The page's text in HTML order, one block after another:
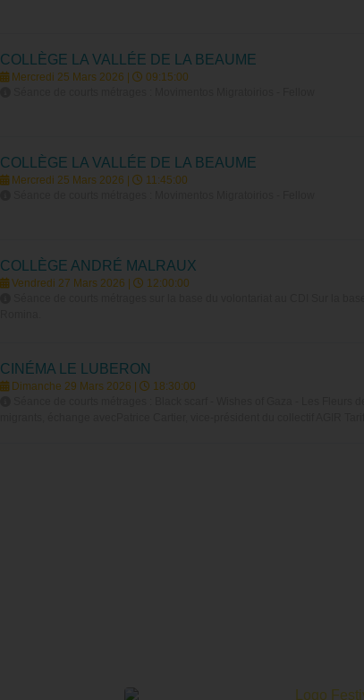
COLLÈGE LA VALLÉE DE LA BEAUME
Mercredi 25 Mars 2026 |
09:15:00
COLLÈGE LA VALLÉE DE LA BEAUME
Mercredi 25 Mars 2026 |
11:45:00
COLLÈGE ANDRÉ MALRAUX
Vendredi 27 Mars 2026 |
12:00:00
CINÉMA LE LUBERON
Dimanche 29 Mars 2026 |
18:30:00